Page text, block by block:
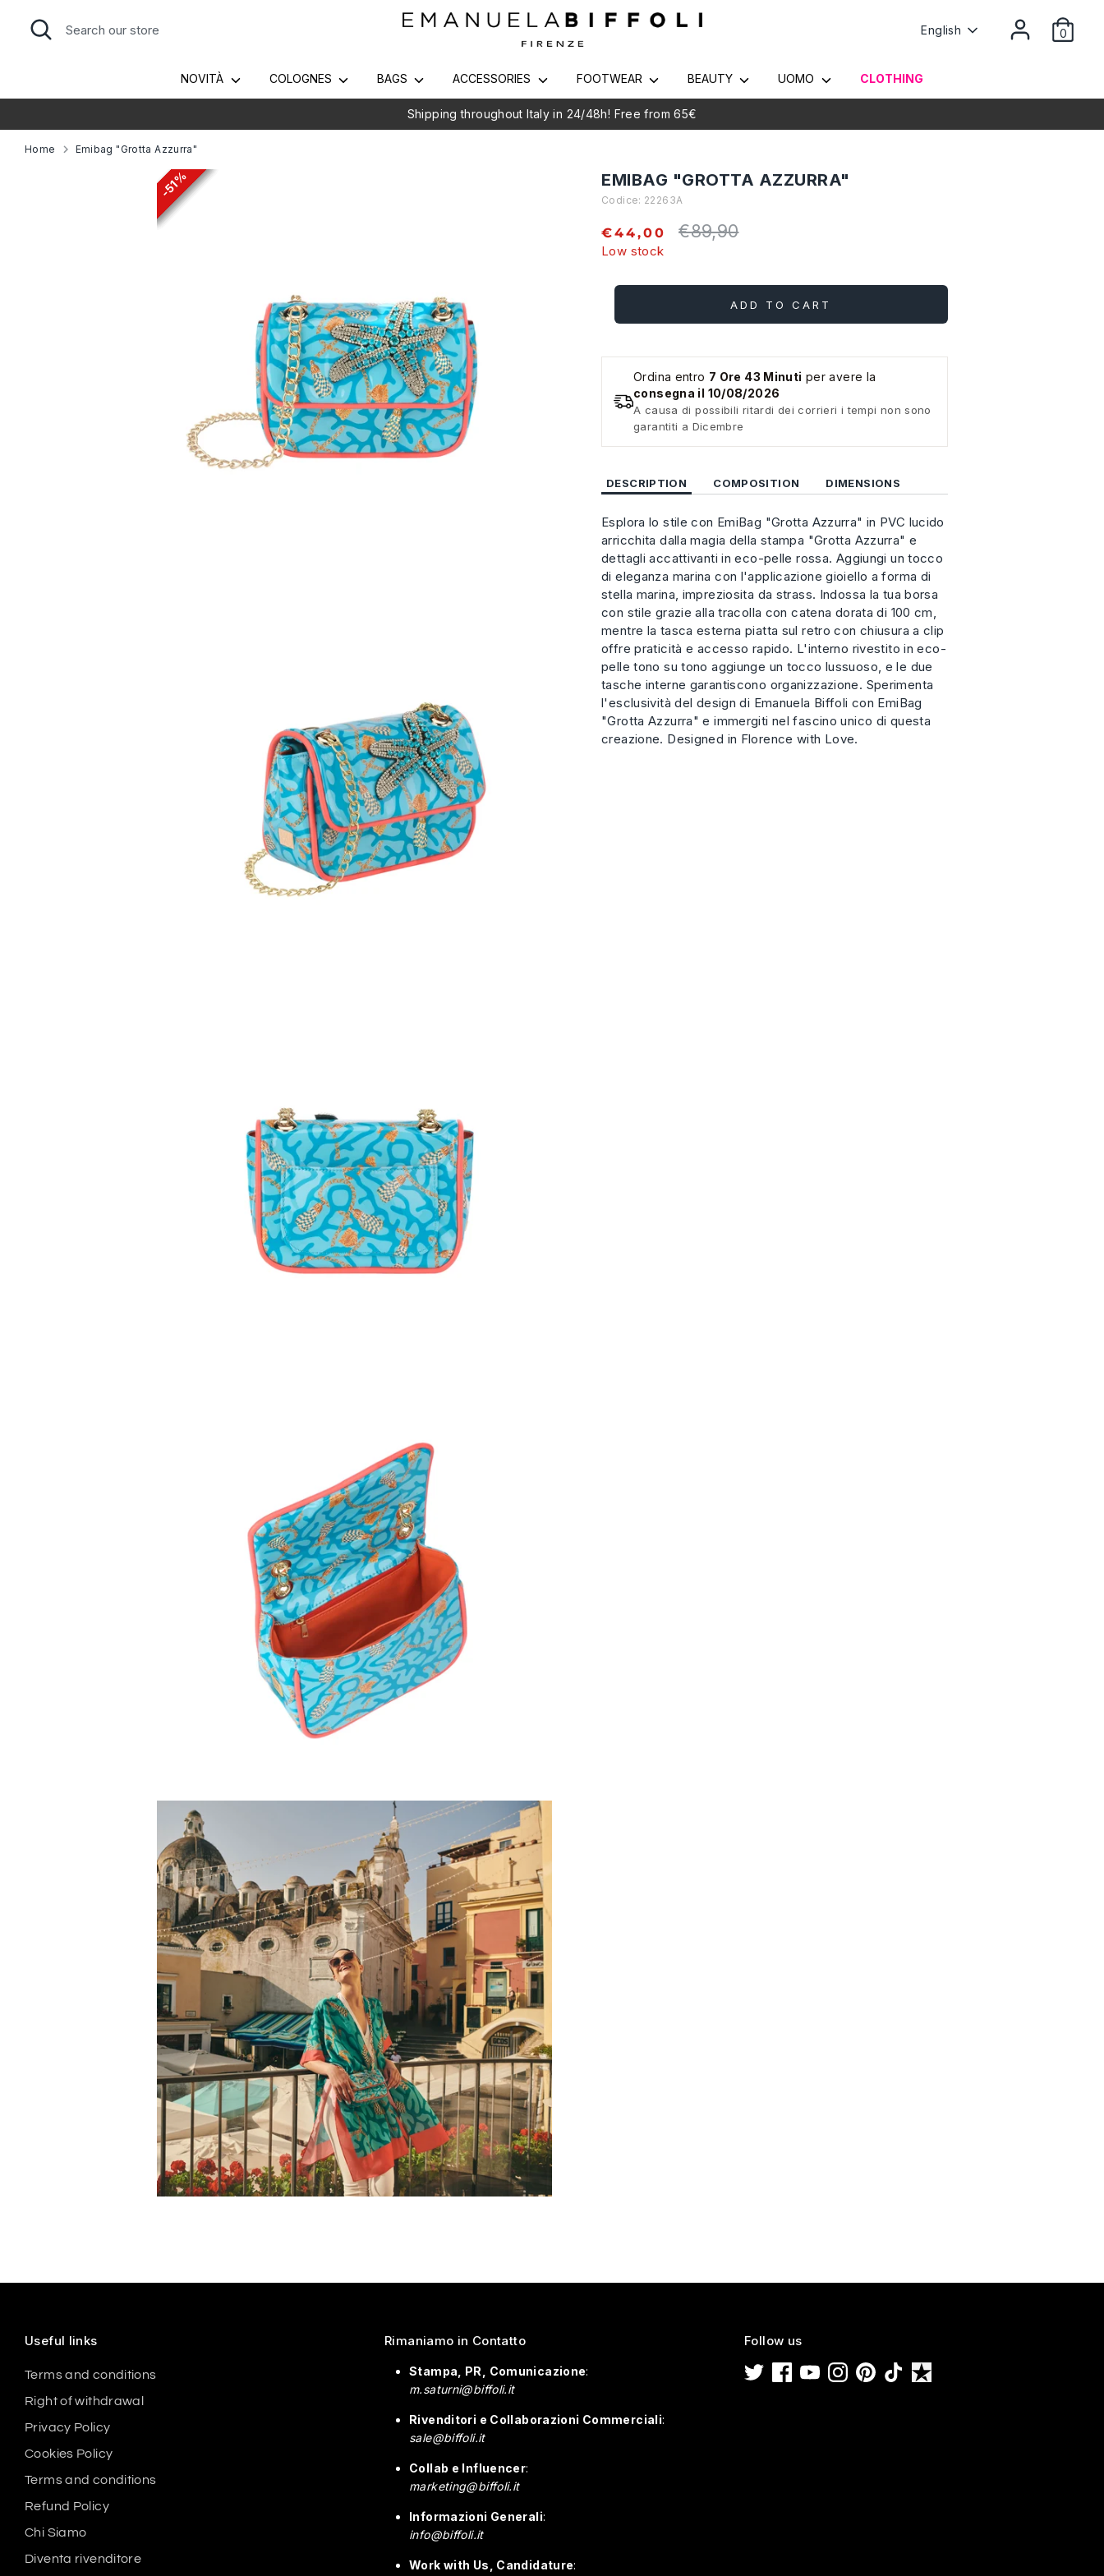
Search
Search
our
Language
English 0
NOVITÀ COLOGNES BAGS ACCESSORIES FOOTWEAR BEAUTY UOMO CLOTHING
Shipping throughout Italy in 24/48h! Free from 65€
Home Emibag "Grotta Azzurra"
51%
51%
51%
51%
51%
51% EMIBAG "GROTTA AZZURRA"
Codice: 22263A
€44,00
Regular
€89,90
Low stock
ADD TO CART
Ordina entro 7 Ore 43 Minuti per avere la
consegna il 10/08/2026
A causa di possibili ritardi dei corrieri i tempi non sono
garantiti a Dicembre
DESCRIPTION COMPOSITION DIMENSIONS
Esplora lo stile con EmiBag "Grotta Azzurra" in PVC lucido
arricchita dalla magia della stampa "Grotta Azzurra" e
dettagli accattivanti in eco-pelle rossa. Aggiungi un tocco
di eleganza marina con l'applicazione gioiello a forma di
stella marina, impreziosita da strass. Indossa la tua borsa
con stile grazie alla tracolla con catena dorata di 100 cm,
mentre la tasca esterna piatta sul retro con chiusura a clip
offre praticità e accesso rapido. L'interno rivestito in eco-
pelle tono su tono aggiunge un tocco lussuoso, e le due
tasche interne garantiscono organizzazione. Sperimenta
l'esclusività del design di Emanuela Biffoli con EmiBag
"Grotta Azzurra" e immergiti nel fascino unico di questa
creazione. Designed in Florence with Love.
Useful links
Terms and conditions
Right of withdrawal
Privacy Policy
Cookies Policy
Terms and conditions
Refund Policy
Chi Siamo
Diventa rivenditore
Rimaniamo in Contatto
Stampa, PR, Comunicazione:
m.saturni@biffoli.it
Rivenditori e Collaborazioni Commerciali:
sale@biffoli.it
Collab e Influencer:
marketing@biffoli.it
Informazioni Generali:
info@biffoli.it
Work with Us, Candidature:
Follow us